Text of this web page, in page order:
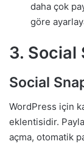
daha çok
göre
3. Social
Social
WordPress için
eklentisidir.
açma, otomatik